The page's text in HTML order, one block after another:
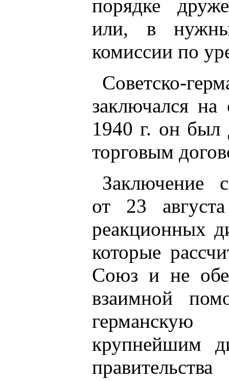
порядке
или, в
комиссии по
Советско-
заключался на
1940 г. он был
торговым
Заключение
от 23
реакционных
которые
Союз и не
взаимной
крупнейшим